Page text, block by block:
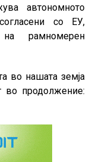
автономното
со ЕУ,
рамномерен
во нашата земја
во продолжение: